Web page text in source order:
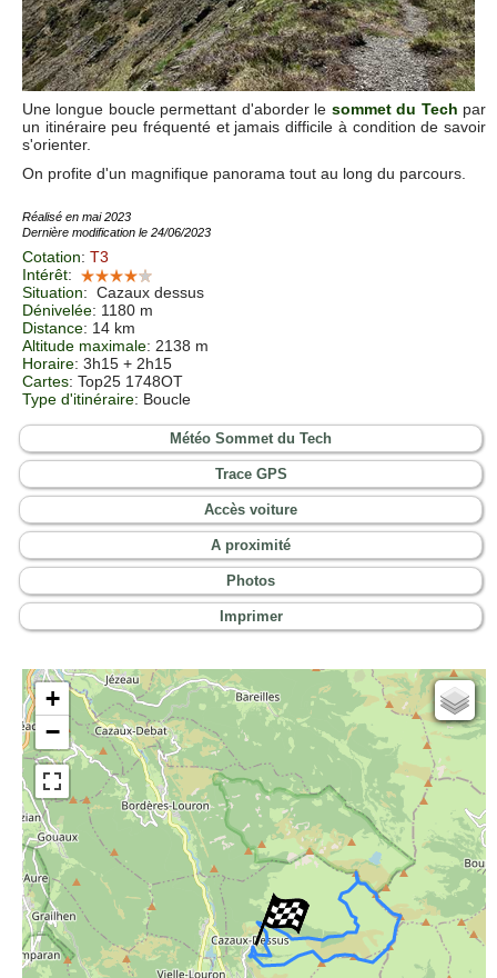
Une longue boucle permettant d'aborder le sommet du Tech par
un itinéraire peu fréquenté et jamais difficile à condition de savoir
s'orienter.
On profite d'un magnifique panorama tout au long du parcours.
Réalisé en mai 2023
Dernière modification le 24/06/2023
Cotation: T3
Intérêt:
Situation: Cazaux dessus
Dénivelée: 1180 m
Distance: 14 km
Altitude maximale: 2138 m
Horaire: 3h15 + 2h15
Cartes: Top25 1748OT
Type d'itinéraire: Boucle
Météo Sommet du Tech
Trace GPS
Accès voiture
A proximité
Photos
Imprimer
+
−
Cartes IGN
Open Topo Map
Open Street Map
ESRI Word Imagery